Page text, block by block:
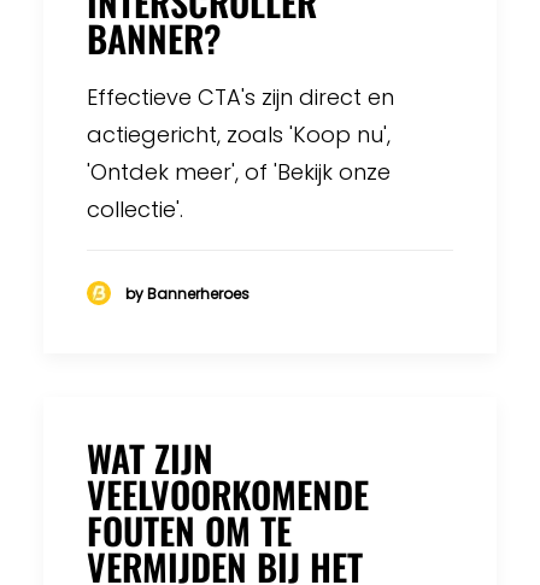
BANNER?
Effectieve CTA's zijn direct en
actiegericht, zoals 'Koop nu',
'Ontdek meer', of 'Bekijk onze
collectie'.
by Bannerheroes
WAT ZIJN
VEELVOORKOMENDE
FOUTEN OM TE
VERMIJDEN BIJ HET